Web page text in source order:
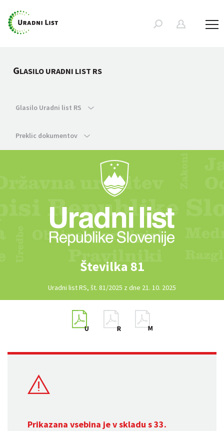
GLASILO URADNI LIST RS
Glasilo Uradni list RS
Preklic dokumentov
Številka 81
Uradni list RS, št. 81/2025 z dne 21. 10. 2025
Prikazana vsebina je v skladu s 33.